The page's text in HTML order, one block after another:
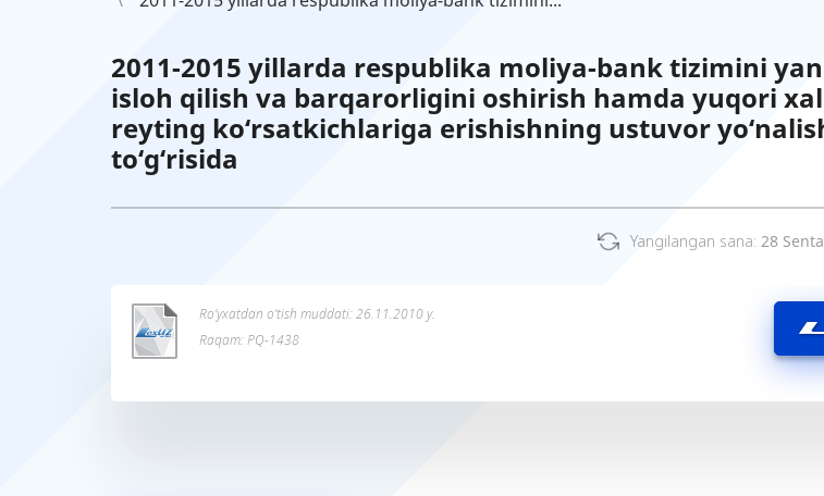
2011-2015 yillarda respublika moliya-bank tizimini
isloh qilish va barqarorligini oshirish hamda yuqori
reyting ko‘rsatkichlariga erishishning ustuvor
to‘g‘risida
Yangilangan sana: 28
Ro’yxatdan o’tish muddati: 26.11.2010 y.
Raqam: PQ-1438